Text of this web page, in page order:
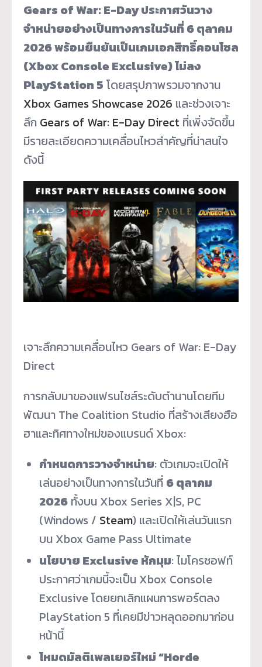
Gears of War: E-Day ประกาศวันวาง
จำหน่ายอย่างเป็นทางการในวันที่ 6 ตุลาคม
2026 พร้อมยืนยันเป็นเกมเอกสิทธิ์คอนโซล
(Xbox Console Exclusive) ไม่ลง
PlayStation 5 โดยสรุปภาพรวมจากงาน
Xbox Games Showcase 2026 และช่วงเจาะ
ลึก Gears of War: E-Day Direct ที่เพิ่งจัดขึ้น
มีรายละเอียดความเคลื่อนไหวสำคัญที่น่าสนใจ
ดังนี้
เจาะลึกความเคลื่อนไหว Gears of War: E-Day
Direct
การกลับมาของแฟรนไชส์ระดับตำนานโดยทีม
พัฒนา The Coalition Studio ที่สร้างเสียงฮือ
ฮาและทิศทางใหม่ของแบรนด์ Xbox:
กำหนดการวางจำหน่าย: ตัวเกมจะเปิดให้
เล่นอย่างเป็นทางการในวันที่ 6 ตุลาคม
2026ทั้งบน Xbox Series X|S, PC
(Windows / Steam) และเปิดให้เล่นวันแรก
บน Xbox Game Pass Ultimate
นโยบาย Exclusive หักมุม: ไมโครซอฟท์
ประกาศว่าเกมนี้จะเป็น Xbox Console
Exclusive โดยยกเลิกแผนการพอร์ตลง
PlayStation 5 ที่เคยมีข่าวหลุดออกมาก่อน
หน้านี้
โหมดมัลติเพลเยอร์ใหม่ “Horde